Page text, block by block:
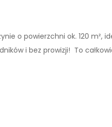
o powierzchni ok. 120 m²,
i bez prowizji! To